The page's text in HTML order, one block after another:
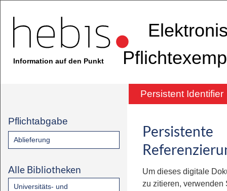
Information auf den Punkt
Persistent Identifier
Pflichtabgabe
Ablieferung
Alle Bibliotheken
Universitäts- und
Persistente
Um dieses digitale
zu zitieren, verwenden